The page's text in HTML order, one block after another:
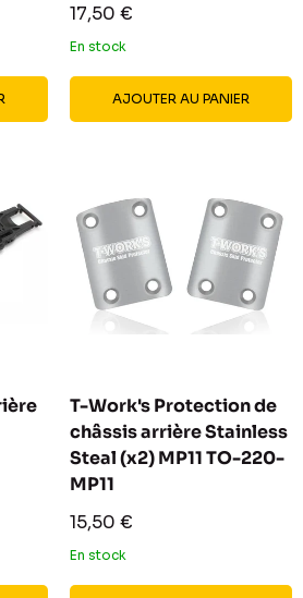
Prix
réduit
17,50 €
En stock
AJOUTER AU PANIER
T-Work's Protection de
châssis arrière Stainless
Steal (x2) MP11 TO-220-
MP11
Prix
réduit
15,50 €
En stock